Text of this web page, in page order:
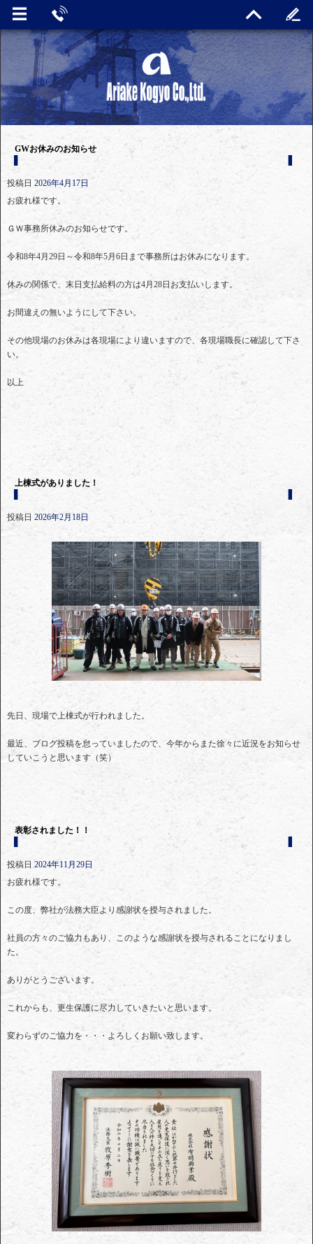
GWお休みのお知らせ
投稿日 2026年4月17日
お疲れ様です。
ＧＷ事務所休みのお知らせです。
令和8年4月29日～令和8年5月6日まで事務所はお休みになります。
休みの関係で、末日支払給料の方は4月28日お支払いします。
お間違えの無いようにして下さい。
その他現場のお休みは各現場により違いますので、各現場職長に確認して下さ
い。
以上
上棟式がありました！
投稿日 2026年2月18日
先日、現場で上棟式が行われました。
最近、ブログ投稿を怠っていましたので、今年からまた徐々に近況をお知らせ
していこうと思います（笑）
表彰されました！！
投稿日 2024年11月29日
お疲れ様です。
この度、弊社が法務大臣より感謝状を授与されました。
社員の方々のご協力もあり、このような感謝状を授与されることになりまし
た。
ありがとうございます。
これからも、更生保護に尽力していきたいと思います。
変わらずのご協力を・・・よろしくお願い致します。